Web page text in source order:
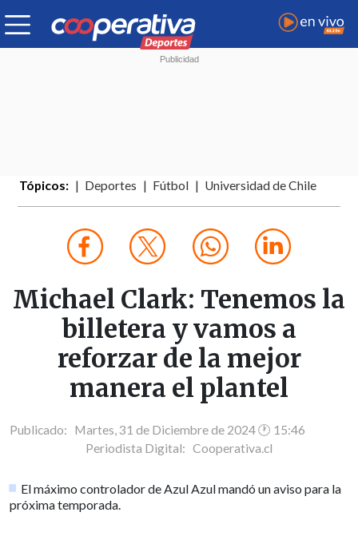
Tópicos: Deportes Fútbol Universidad de Chile
Michael Clark: Tenemos la
billetera y vamos a
reforzar de la mejor
manera el plantel
Publicado: Martes, 31 de Diciembre de 2024 🕐 15:46
Periodista Digital: Cooperativa.cl
El máximo controlador de Azul Azul mandó un aviso para la
próxima temporada.